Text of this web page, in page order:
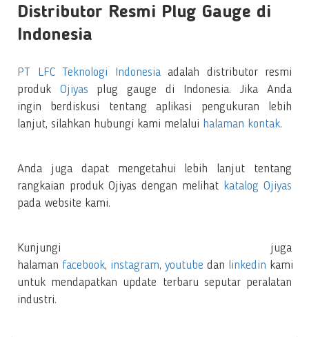
Distributor Resmi Plug Gauge di
Indonesia
PT LFC Teknologi Indonesiaadalah distributor resmi
produk Ojiyas plug gauge di Indonesia. Jika Anda
ingin berdiskusi tentang aplikasi pengukuran lebih
lanjut, silahkan hubungi kami melalui halaman kontak.
Anda juga dapat mengetahui lebih lanjut tentang
rangkaian produk Ojiyas dengan melihat katalog Ojiyas
pada website kami.
Kunjungi juga
halaman facebook, instagram, youtube dan linkedin kami
untuk mendapatkan update terbaru seputar peralatan
industri.